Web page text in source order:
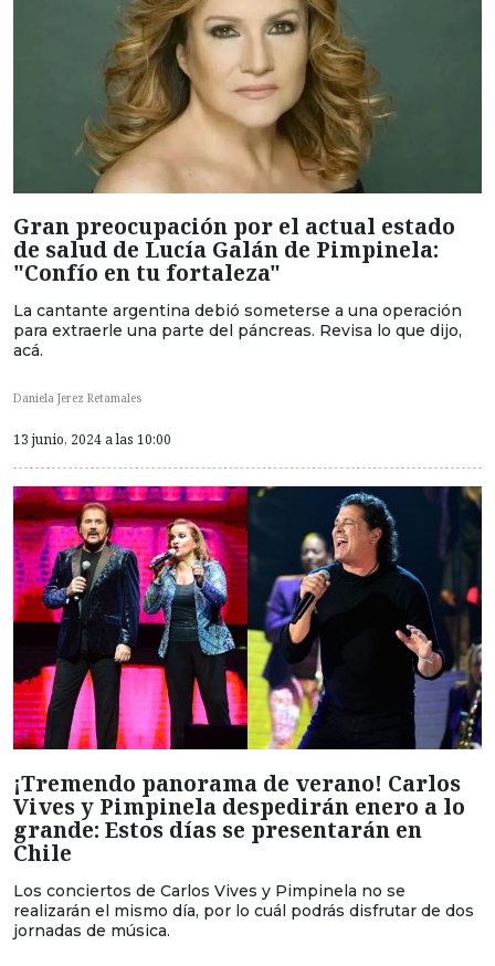
Gran preocupación por el actual estado
de salud de Lucía Galán de Pimpinela:
"Confío en tu fortaleza"
La cantante argentina debió someterse a una operación
para extraerle una parte del páncreas. Revisa lo que dijo,
acá.
Daniela Jerez Retamales
13 junio, 2024 a las 10:00
¡Tremendo panorama de verano! Carlos
Vives y Pimpinela despedirán enero a lo
grande: Estos días se presentarán en
Chile
Los conciertos de Carlos Vives y Pimpinela no se
realizarán el mismo día, por lo cuál podrás disfrutar de dos
jornadas de música.